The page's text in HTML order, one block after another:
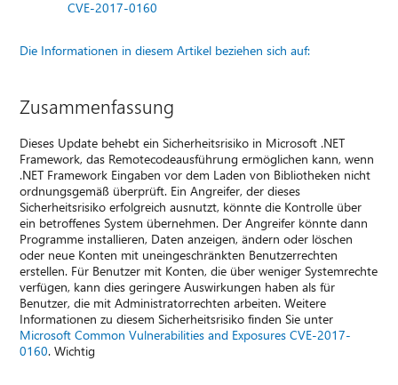
CVE-2017-0160
Die Informationen in diesem Artikel beziehen sich auf:
Zusammenfassung
Dieses Update behebt ein Sicherheitsrisiko in Microsoft .NET
Framework, das Remotecodeausführung ermöglichen kann, wenn
.NET Framework Eingaben vor dem Laden von Bibliotheken nicht
ordnungsgemäß überprüft. Ein Angreifer, der dieses
Sicherheitsrisiko erfolgreich ausnutzt, könnte die Kontrolle über
ein betroffenes System übernehmen. Der Angreifer könnte dann
Programme installieren, Daten anzeigen, ändern oder löschen
oder neue Konten mit uneingeschränkten Benutzerrechten
erstellen. Für Benutzer mit Konten, die über weniger Systemrechte
verfügen, kann dies geringere Auswirkungen haben als für
Benutzer, die mit Administratorrechten arbeiten. Weitere
Informationen zu diesem Sicherheitsrisiko finden Sie unter
Microsoft Common Vulnerabilities and Exposures CVE-2017-
0160. Wichtig